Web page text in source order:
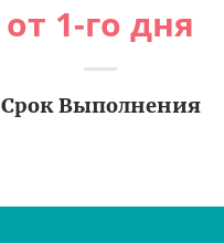
от 1-го дня
Срок Выполнения